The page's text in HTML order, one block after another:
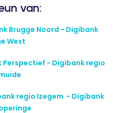
van:
Brugge Noord - Digibank
West
Perspectief - Digibank regio
regio Izegem - Digibank